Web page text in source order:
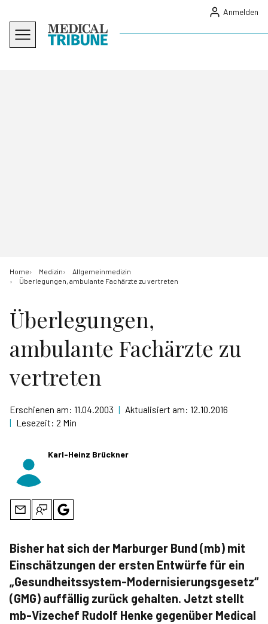
Anmelden
Home Medizin
Allgemeinmedizin
Überlegungen, ambulante Fachärzte zu vertreten
Überlegungen,
ambulante Fachärzte zu
vertreten
Erschienen am: 11.04.2003 | Aktualisiert am: 12.10.2016
| Lesezeit: 2 Min
Karl-Heinz Brückner
Bisher hat sich der Marburger Bund (mb) mit
Einschätzungen der ersten Entwürfe für ein
„Gesundheitssystem-Modernisierungsgesetz“
(GMG) auffällig zurück gehalten. Jetzt stellt
mb-Vizechef Rudolf Henke gegenüber Medical